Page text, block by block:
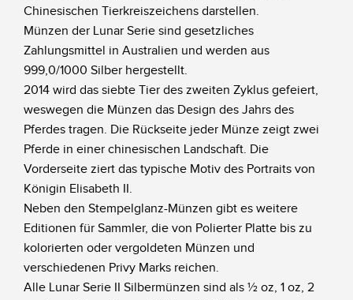
Chinesischen Tierkreiszeichens darstellen.
Münzen der Lunar Serie sind gesetzliches
Zahlungsmittel in Australien und werden aus
999,0/1000 Silber hergestellt.
2014 wird das siebte Tier des zweiten Zyklus gefeiert,
weswegen die Münzen das Design des Jahrs des
Pferdes tragen. Die Rückseite jeder Münze zeigt zwei
Pferde in einer chinesischen Landschaft. Die
Vorderseite ziert das typische Motiv des Portraits von
Königin Elisabeth II.
Neben den Stempelglanz-Münzen gibt es weitere
Editionen für Sammler, die von Polierter Platte bis zu
kolorierten oder vergoldeten Münzen und
verschiedenen Privy Marks reichen.
Alle Lunar Serie II Silbermünzen sind als ½ oz, 1 oz, 2